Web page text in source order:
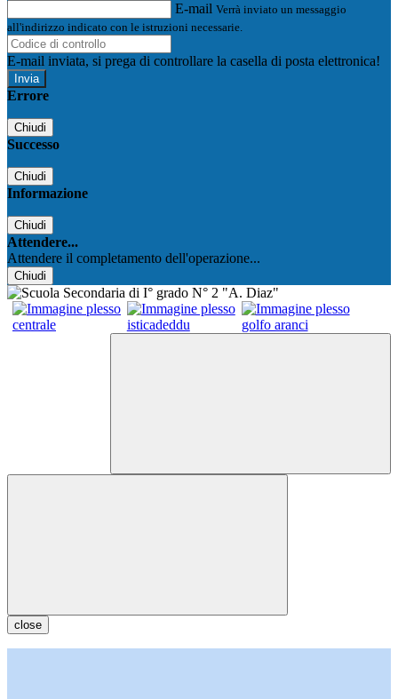
E-mail Verrà inviato un messaggio
all'indirizzo indicato con le istruzioni necessarie.
E-mail inviata, si prega di controllare la casella di posta elettronica!
Errore
Chiudi
Successo
Chiudi
Informazione
Chiudi
Attendere...
Attendere il completamento dell'operazione...
Chiudi
close